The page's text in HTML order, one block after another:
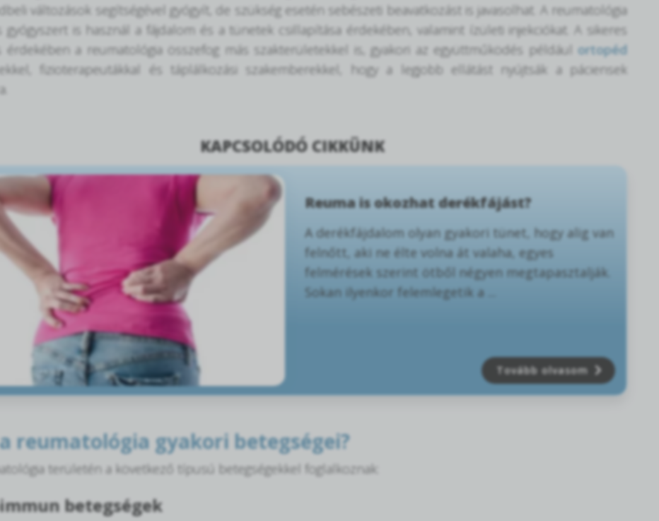
változások segítségével gyógyít, de szükség esetén sebészeti beavatkozást is javasolhat. A reumatológia
gyógyszert is használ a fájdalom és a tünetek csillapítása érdekében, valamint ízületi injekciókat. A sikeres
érdekében a reumatológia összefog más szakterületekkel is, gyakori az együttműködés például ortopéd
fizioterapeutákkal és táplálkozási szakemberekkel, hogy a legjobb ellátást nyújtsák a páciensek
KAPCSOLÓDÓ CIKKÜNK
Reuma is okozhat derékfájást?
A derékfájdalom olyan gyakori tünet, hogy alig van
felnőtt, aki ne élte volna át valaha, egyes
felmérések szerint ötből négyen megtapasztalják.
Sokan ilyenkor felemlegetik a ...
Tovább olvasom
reumatológia gyakori betegségei?
területén a következő típusú betegségekkel foglalkoznak:
betegségek